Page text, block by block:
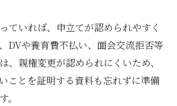
ていれば、申立てが認められやすく
DVや養育費不払い、面会交流拒否等
、親権変更が認められにくいため、
ことを証明する資料も忘れずに準備
。